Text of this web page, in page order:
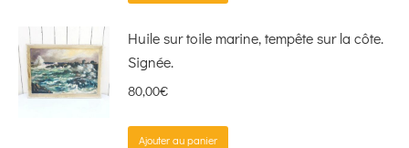
Huile sur toile marine, tempête sur la côte.
Signée.
80,00€
Ajouter au panier